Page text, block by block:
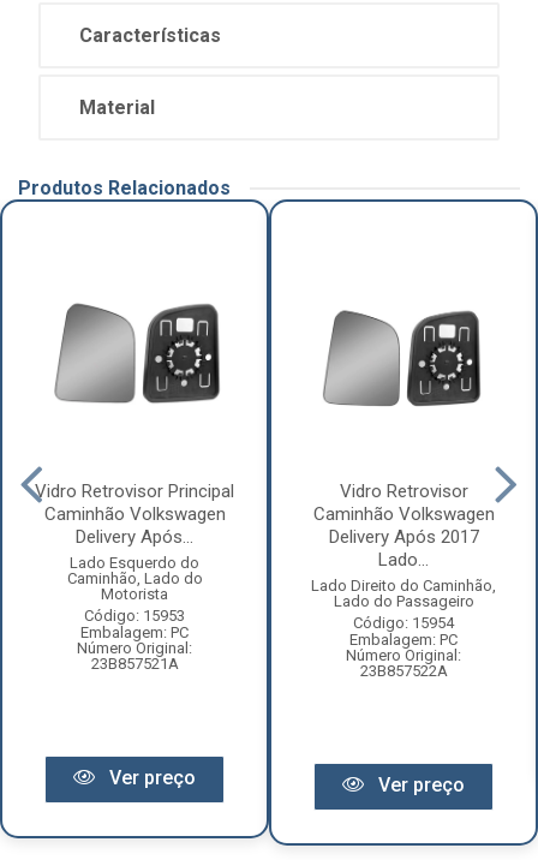
Características
Material
Produtos Relacionados
Vidro Retrovisor Principal
Caminhão Volkswagen
Delivery Após...
Lado Esquerdo do
Caminhão, Lado do
Motorista
Código: 15953
Embalagem: PC
Número Original:
23B857521A
Ver preço
Vidro Retrovisor
Caminhão Volkswagen
Delivery Após 2017
Lado...
Lado Direito do Caminhão,
Lado do Passageiro
Código: 15954
Embalagem: PC
Número Original:
23B857522A
Ver preço